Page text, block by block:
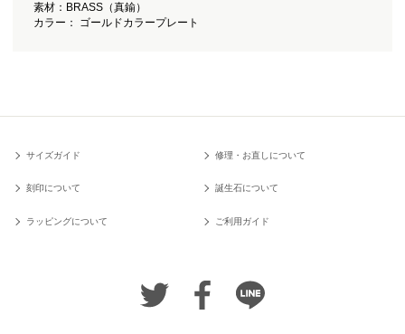
素材：BRASS（真鍮）
カラー： ゴールドカラープレート
サイズガイド 修理・お直しについて
刻印について 誕生石について
ラッピングについて ご利用ガイド